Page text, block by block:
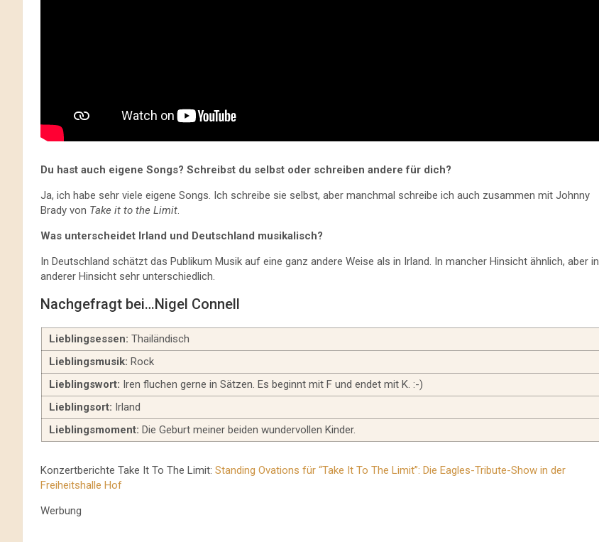
Du hast auch eigene Songs? Schreibst du selbst oder schreiben andere für dich?
Ja, ich habe sehr viele eigene Songs. Ich schreibe sie selbst, aber manchmal schreibe ich auch zusammen mit Johnny
Brady von Take it to the Limit.
Was unterscheidet Irland und Deutschland musikalisch?
In Deutschland schätzt das Publikum Musik auf eine ganz andere Weise als in Irland. In mancher Hinsicht ähnlich, aber in
anderer Hinsicht sehr unterschiedlich.
Nachgefragt bei…Nigel Connell
Lieblingsessen: Thailändisch
Lieblingsmusik: Rock
Lieblingswort: Iren fluchen gerne in Sätzen. Es beginnt mit F und endet mit K. :-)
Lieblingsort: Irland
Lieblingsmoment: Die Geburt meiner beiden wundervollen Kinder.
Konzertberichte Take It To The Limit: Standing Ovations für “Take It To The Limit”: Die Eagles-Tribute-Show in der
Freiheitshalle Hof
Werbung